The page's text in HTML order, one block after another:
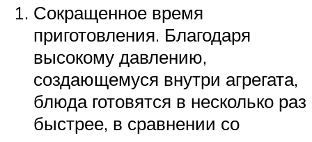
Сокращенное время
приготовления. Благодаря
высокому давлению,
создающемуся внутри агрегата,
блюда готовятся в несколько раз
быстрее, в сравнении со